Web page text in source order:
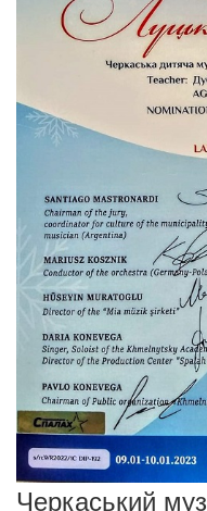
Черкаський